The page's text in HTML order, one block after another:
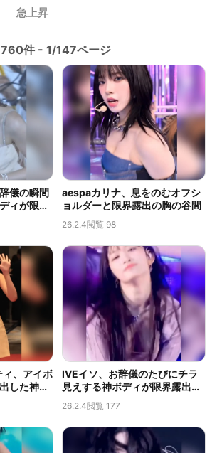
急上昇
件 - 1/147ページ
儀の瞬間
ィが限界
aespaカリナ、息をのむオフシ
ョルダーと限界露出の胸の谷間
26.2.4閲覧 98
ィ、アイボ
した神ボ
IVEイソ、お辞儀のたびにチラ
見えする神ボディが限界露出す
ぎると話題
26.2.4閲覧 177